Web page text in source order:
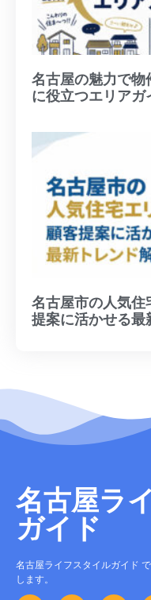
名古屋の魅力で物
に役立つエリアガ
名古屋市の人気住
提案に活かせる最
名古屋ラ
ガイド
名古屋ライフスタイルガイド
します。